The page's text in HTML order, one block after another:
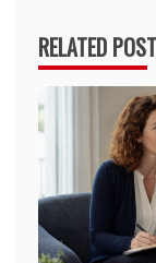
RELATED